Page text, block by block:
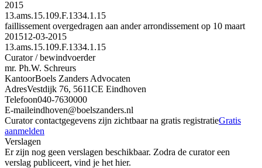
2015
13.ams.15.109.F.1334.1.15
faillissement overgedragen aan ander arrondissement op 10 maart
201512-03-2015
13.ams.15.109.F.1334.1.15
Curator / bewindvoerder
mr. Ph.W. Schreurs
KantoorBoels Zanders Advocaten
AdresVestdijk 76, 5611CE Eindhoven
Telefoon040-7630000
E-maileindhoven@boelszanders.nl
Curator contactgegevens zijn zichtbaar na gratis registratieGratis
aanmelden
Verslagen
Er zijn nog geen verslagen beschikbaar. Zodra de curator een
verslag publiceert, vind je het hier.